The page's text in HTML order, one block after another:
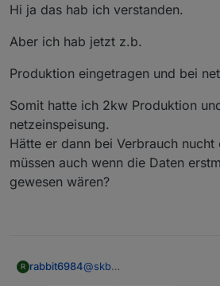
Hi ja das hab ich verstanden.
Aber ich hab jetzt z.b.
Produktion eingetragen und bei
Somit hatte ich 2kw Produktion
netzeinspeisung.
Hätte er dann bei Verbrauch nucht
müssen auch wenn die Daten
gewesen wären?
R rabbit6984@skb